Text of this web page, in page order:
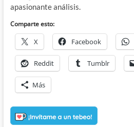
apasionante análisis.
Comparte esto:
X Facebook
Reddit Tumblr
Más